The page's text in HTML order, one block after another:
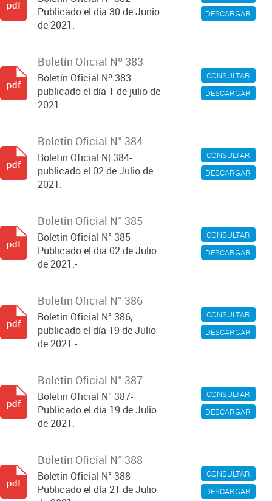
DESCARGAR
Publicado el dia 30 de Junio
de 2021.-
pdf
CONSULTAR
DESCARGAR
Boletín Oficial Nº 383
Boletín Oficial Nº 383
publicado el día 1 de julio de
2021
pdf
CONSULTAR
DESCARGAR
Boletin Oficial N° 384
Boletin Oficial N| 384-
publicado el 02 de Julio de
2021.-
pdf
CONSULTAR
DESCARGAR
Boletin Oficial N° 385
Boletin Oficial N° 385-
Publicado el dia 02 de Julio
de 2021.-
pdf
CONSULTAR
DESCARGAR
Boletin Oficial N° 386
Boletin Oficial N° 386,
publicado el día 19 de Julio
de 2021.-
pdf
CONSULTAR
DESCARGAR
Boletin Oficial N° 387
Boletin Oficial N° 387-
Publicado el día 19 de Julio
de 2021.-
pdf
CONSULTAR
DESCARGAR
Boletin Oficial N° 388
Boletin Oficial N° 388-
Publicado el día 21 de Julio
pdf